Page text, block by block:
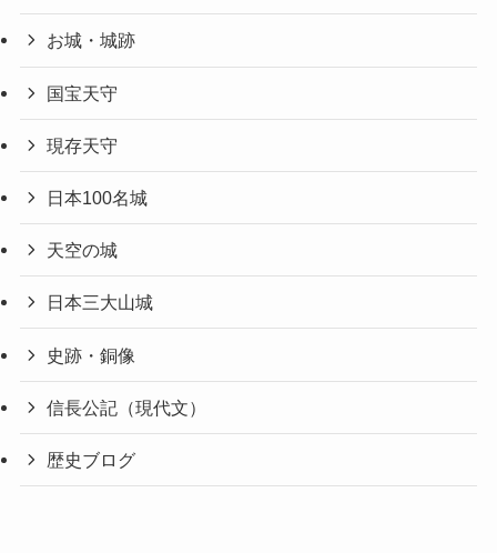
お城・城跡
国宝天守
現存天守
日本100名城
天空の城
日本三大山城
史跡・銅像
信長公記（現代文）
歴史ブログ